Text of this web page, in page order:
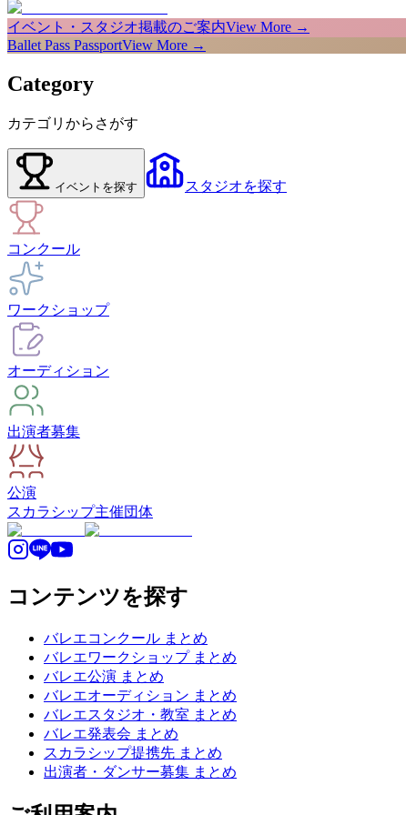
イベント・スタジオ掲載のご案内View More →
Ballet Pass PassportView More →
Category
カテゴリからさがす
イベント を探す スタジオを探す
コンクール
ワークショップ
オーディション
出演者募集
公演
スカラシップ主催団体
コンテンツを探す
バレエコンクール まとめ
バレエワークショップ まとめ
バレエ公演 まとめ
バレエオーディション まとめ
バレエスタジオ・教室 まとめ
バレエ発表会 まとめ
スカラシップ提携先 まとめ
出演者・ダンサー募集 まとめ